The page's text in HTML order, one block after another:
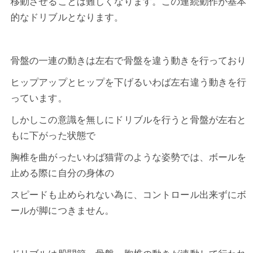
的なドリブルとなります。
骨盤の一連の動きは左右で骨盤を違う動きを行っており
ヒップアップとヒップを下げるいわば左右違う動きを行
っています。
しかしこの意識を無しにドリブルを行うと骨盤が左右と
もに下がった状態で
胸椎を曲がったいわば猫背のような姿勢では、ボールを
止める際に自分の身体の
スピードも止められない為に、コントロール出来ずにボ
ールが脚につきません。